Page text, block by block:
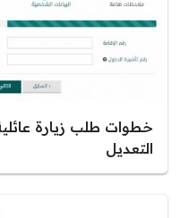
خطوات طلب زيارة
التعديل